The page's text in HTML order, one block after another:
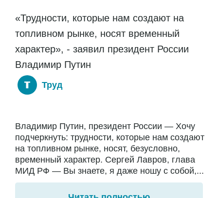
«Трудности, которые нам создают на
топливном рынке, носят временный
характер», - заявил президент России
Владимир Путин
Труд
Владимир Путин, президент России — Хочу
подчеркнуть: трудности, которые нам создают
на топливном рынке, носят, безусловно,
временный характер. Сергей Лавров, глава
МИД РФ — Вы знаете, я даже ношу с собой,...